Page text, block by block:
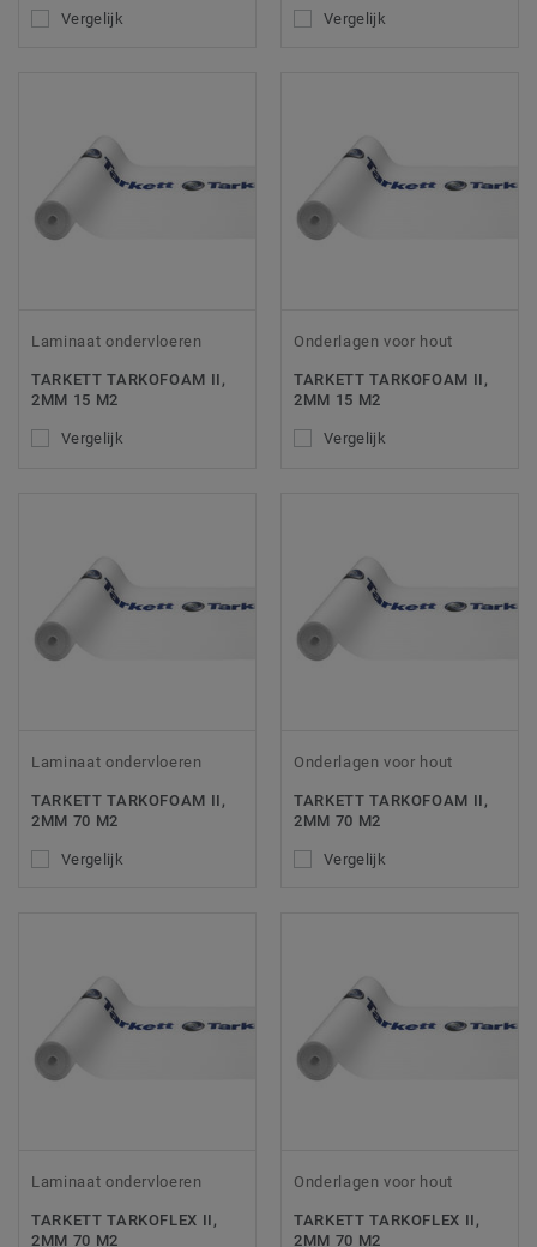
Vergelijk Vergelijk
Laminaat ondervloeren
TARKETT TARKOFOAM II,
2MM 15 M2
Vergelijk
Onderlagen voor hout
TARKETT TARKOFOAM II,
2MM 15 M2
Vergelijk
Laminaat ondervloeren
TARKETT TARKOFOAM II,
2MM 70 M2
Vergelijk
Onderlagen voor hout
TARKETT TARKOFOAM II,
2MM 70 M2
Vergelijk
Laminaat ondervloeren
TARKETT TARKOFLEX II,
2MM 70 M2
Onderlagen voor hout
TARKETT TARKOFLEX II,
2MM 70 M2